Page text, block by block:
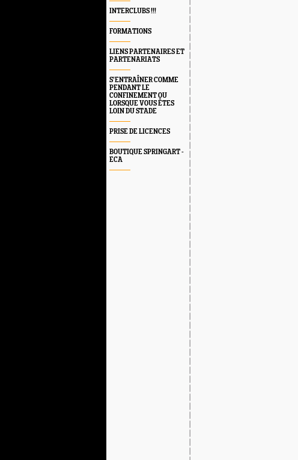
INTERCLUBS !!!
FORMATIONS
LIENS PARTENAIRES ET
PARTENARIATS
S’ENTRAÎNER COMME
PENDANT LE
CONFINEMENT OU
LORSQUE VOUS ÊTES
LOIN DU STADE
PRISE DE LICENCES
BOUTIQUE SPRINGART -
ECA